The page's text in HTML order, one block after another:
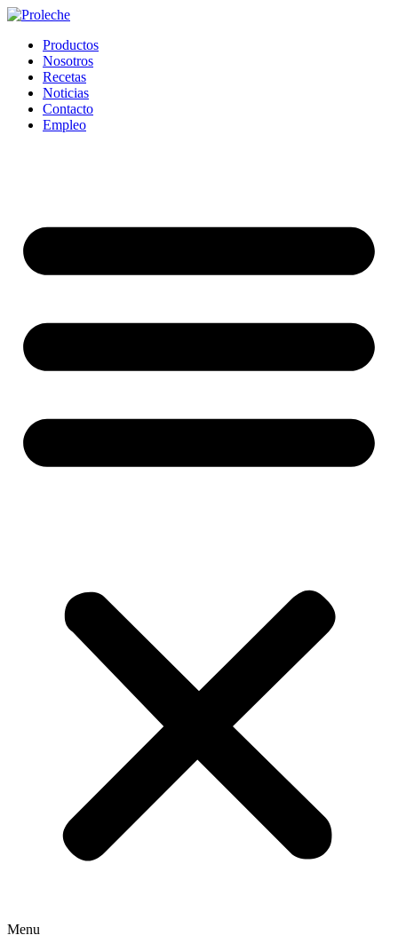
Ir
contenidoProductos
Nosotros
Recetas
Noticias
Contacto
Empleo
Menu